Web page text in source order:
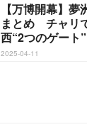
【万博開幕】
まとめ チャリ
西“2つのゲート”
2025-04-11